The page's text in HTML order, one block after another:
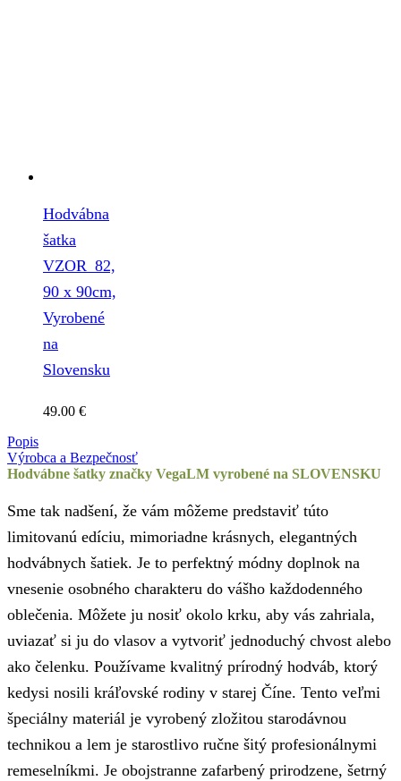
Hodvábna
šatka
VZOR_82,
90 x 90cm,
Vyrobené
na
Slovensku
49.00 €
Popis
Výrobca a Bezpečnosť
Hodvábne šatky značky VegaLM vyrobené na SLOVENSKU
Sme tak nadšení, že vám môžeme predstaviť túto
limitovanú edíciu, mimoriadne krásnych, elegantných
hodvábnych šatiek. Je to perfektný módny doplnok na
vnesenie osobného charakteru do vášho každodenného
oblečenia. Môžete ju nosiť okolo krku, aby vás zahriala,
uviazať si ju do vlasov a vytvoriť jednoduchý chvost alebo
ako čelenku. Používame kvalitný prírodný hodváb, ktorý
kedysi nosili kráľovské rodiny v starej Číne. Tento veľmi
špeciálny materiál je vyrobený zložitou starodávnou
technikou a lem je starostlivo ručne šitý profesionálnymi
remeselníkmi. Je obojstranne zafarbený prirodzene, šetrný